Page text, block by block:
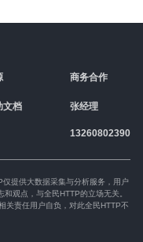
文档
商务合作
张经理
13260802390
提供大数据采集与分析服务，用户
观点，与全民HTTP的立场无关。
关责任用户自负，对此全民HTTP不